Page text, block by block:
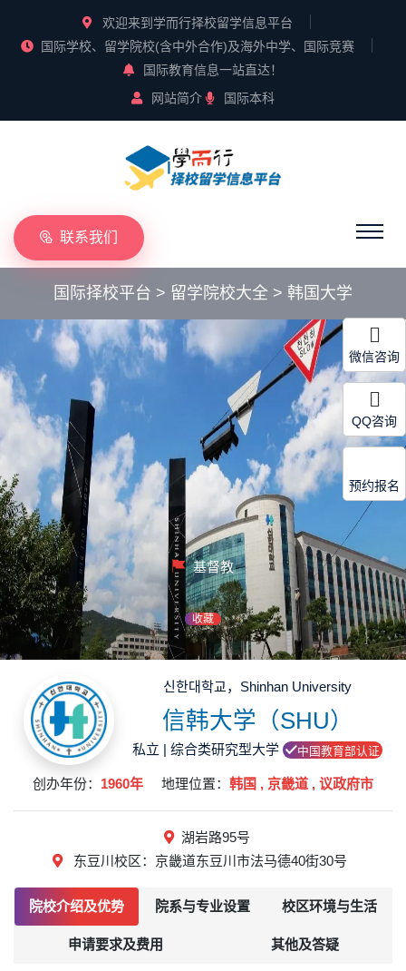
欢迎来到学而行择校留学信息平台
国际学校、留学院校(含中外合作)及海外中学、国际竞赛
国际教育信息一站直达！
网站简介
国际本科
联系我们
国际择校平台 > 留学院校大全 > 韩国大学
基督教
收藏
신한대학교，Shinhan University
信韩大学（SHU）
私立 | 综合类研究型大学 中国教育部认证
创办年份： 1960年 地理位置： 韩国 , 京畿道 , 议政府市
湖岩路95号
东豆川校区：京畿道东豆川市法马德40街30号
院校介绍及优势 院系与专业设置 校区环境与生活
申请要求及费用 其他及答疑
微信咨询
QQ咨询
预约报名